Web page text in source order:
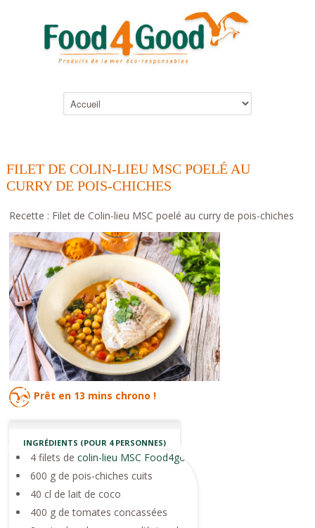
FILET DE COLIN-LIEU MSC POELÉ AU
CURRY DE POIS-CHICHES
Recette : Filet de Colin-lieu MSC poelé au curry de pois-chiches
Prêt en 13 mins chrono !
INGRÉDIENTS (POUR 4 PERSONNES)
4 filets decolin-lieu MSC Food4good
600 g de pois-chiches cuits
40 cl de lait de coco
400 g de tomates concassées